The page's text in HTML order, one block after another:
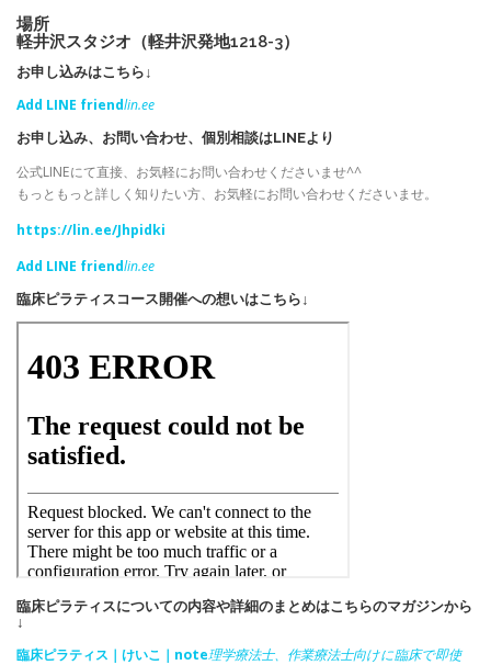
場所
軽井沢スタジオ（軽井沢発地1218-3）
お申し込みはこちら↓
Add LINE friendlin.ee
お申し込み、お問い合わせ、個別相談はLINEより
公式LINEにて直接、お気軽にお問い合わせくださいませ^^
もっともっと詳しく知りたい方、お気軽にお問い合わせくださいませ。
https://lin.ee/Jhpidki
Add LINE friendlin.ee
臨床ピラティスコース開催への想いはこちら↓
臨床ピラティスについての内容や詳細のまとめはこちらのマガジンから
↓
臨床ピラティス｜けいこ｜note理学療法士、作業療法士向けに臨床で即使